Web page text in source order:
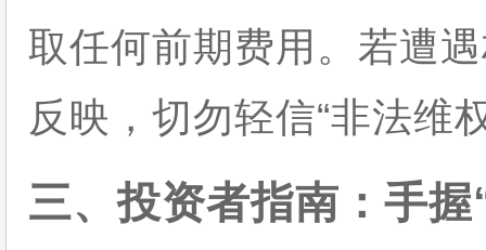
取任何前期费用。若遭
反映，切勿轻信“非法维
三、投资者指南：手